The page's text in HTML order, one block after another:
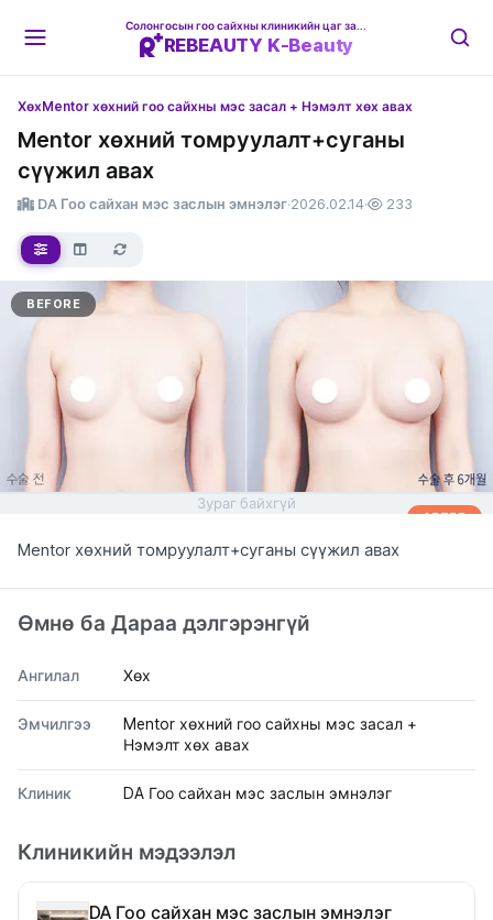
REBEAUTY K-Beauty
ХөхMentor хөхний гоо сайхны мэс засал + Нэмэлт хөх авах
Mentor хөхний томруулалт+суганы
сүүжил авах
DA Гоо сайхан мэс заслын эмнэлэг·2026.02.14· 233
BEFORE
AFTER
Зураг байхгүй
Mentor хөхний томруулалт+суганы сүүжил авах
Өмнө ба Дараа дэлгэрэнгүй
Ангилал Хөх
Эмчилгээ
Mentor хөхний гоо сайхны мэс засал +
Нэмэлт хөх авах
Клиник DA Гоо сайхан мэс заслын эмнэлэг
Клиникийн мэдээлэл
DA Гоо сайхан мэс заслын эмнэлэг